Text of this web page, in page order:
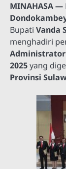
MINAHASA —
Bupati Vanda
menghadiri
Administrator
2025yang
Provinsi